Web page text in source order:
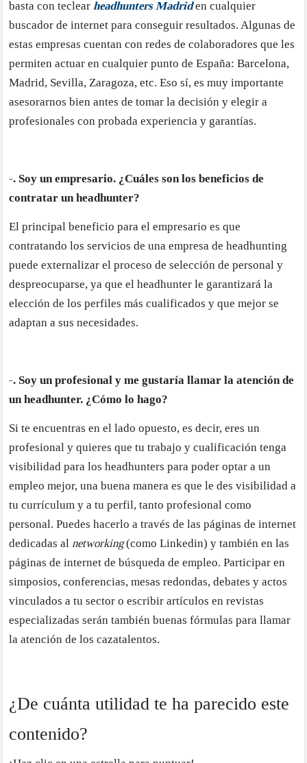
basta con teclearheadhunters Madrid en cualquier
buscador de internet para conseguir resultados. Algunas de
estas empresas cuentan con redes de colaboradores que les
permiten actuar en cualquier punto de España: Barcelona,
Madrid, Sevilla, Zaragoza, etc. Eso sí, es muy importante
asesorarnos bien antes de tomar la decisión y elegir a
profesionales con probada experiencia y garantías.
-. Soy un empresario. ¿Cuáles son los beneficios de
contratar un headhunter?
El principal beneficio para el empresario es que
contratando los servicios de una empresa de headhunting
puede externalizar el proceso de selección de personal y
despreocuparse, ya que el headhunter le garantizará la
elección de los perfiles más cualificados y que mejor se
adaptan a sus necesidades.
-. Soy un profesional y me gustaría llamar la atención de
un headhunter. ¿Cómo lo hago?
Si te encuentras en el lado opuesto, es decir, eres un
profesional y quieres que tu trabajo y cualificación tenga
visibilidad para los headhunters para poder optar a un
empleo mejor, una buena manera es que le des visibilidad a
tu currículum y a tu perfil, tanto profesional como
personal. Puedes hacerlo a través de las páginas de internet
dedicadas alnetworking(como Linkedin) y también en las
páginas de internet de búsqueda de empleo. Participar en
simposios, conferencias, mesas redondas, debates y actos
vinculados a tu sector o escribir artículos en revistas
especializadas serán también buenas fórmulas para llamar
la atención de los cazatalentos.
¿De cuánta utilidad te ha parecido este
contenido?